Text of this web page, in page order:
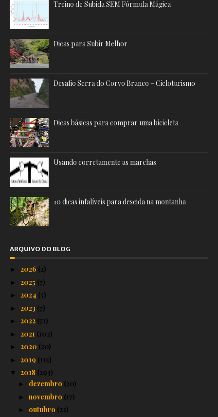
Treino de Subida SEM Fórmula Mágica
Dicas para Subir Melhor
Desafio Serra do Corvo Branco – Cicloturismo
Dicas básicas para comprar uma bicicleta
Usando corretamente as marchas
10 dicas infalíveis para descida na montanha
ARQUIVO DO BLOG
► 2026 (2)
► 2025 (7)
► 2024 (5)
► 2023 (7)
► 2022 (71)
► 2021 (102)
► 2020 (20)
► 2019 (115)
▼ 2018 (293)
► dezembro (20)
► novembro (17)
► outubro (22)